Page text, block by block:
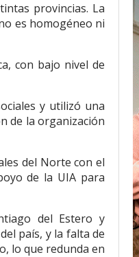
provincias. La
es homogéneo ni
con bajo nivel de
y utilizó una
de la organización
del Norte con el
de la UIA para
del Estero y
país, y la falta de
lo que redunda en